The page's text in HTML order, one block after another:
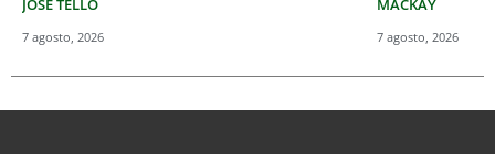
JOSÉ TELLO
7 agosto, 2026
MACKAY
7 agosto, 2026